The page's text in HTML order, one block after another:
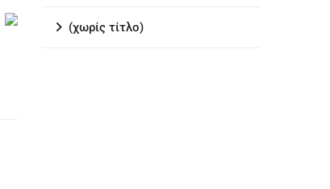
(χωρίς τίτλο)